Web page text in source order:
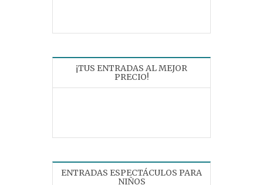
¡TUS ENTRADAS AL MEJOR
PRECIO!
ENTRADAS ESPECTÁCULOS PARA
NIÑOS